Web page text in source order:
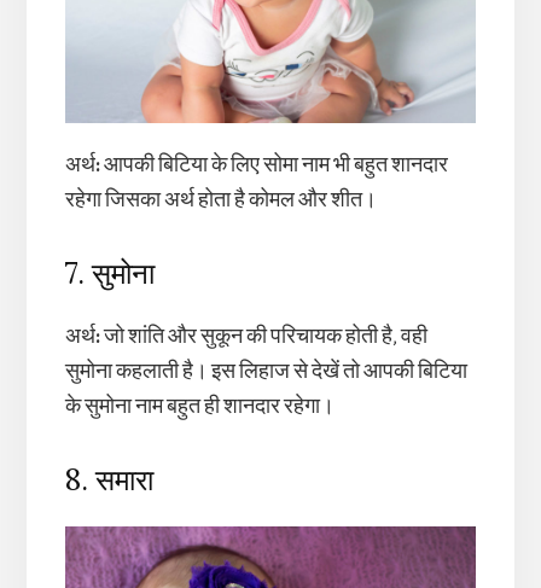
अर्थ:आपकी बिटिया के लिए सोमा नाम भी बहुत शानदार
रहेगा जिसका अर्थ होता है कोमल और शीत।
7. सुमोना
अर्थ:जो शांति और सुकून की परिचायक होती है, वही
सुमोना कहलाती है। इस लिहाज से देखें तो आपकी बिटिया
के सुमोना नाम बहुत ही शानदार रहेगा।
8. समारा